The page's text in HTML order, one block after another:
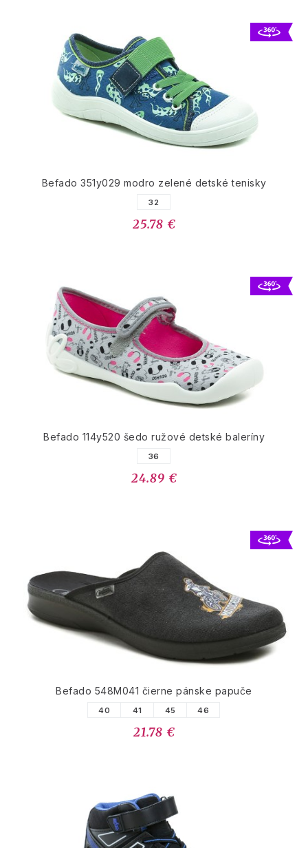
Befado 351y029 modro zelené detské tenisky
32
25.78 €
Befado 114y520 šedo ružové detské baleríny
36
24.89 €
Befado 548M041 čierne pánske papuče
40 41 45 46
21.78 €